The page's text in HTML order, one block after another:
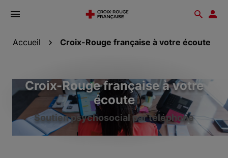
Ouvrir
Accueil Croix-Rouge française à votre écoute
Croix-Rouge française à votre
écoute
Soutien psychosocial par téléphone